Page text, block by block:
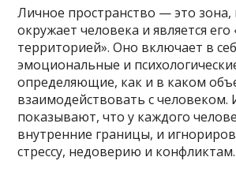
Личное пространство — это зона,
окружает человека и является его
территорией». Оно включает в
эмоциональные и
определяющие, как и в каком
взаимодействовать с человеком.
показывают, что у каждого
внутренние границы, и
стрессу, недоверию и конфликтам.